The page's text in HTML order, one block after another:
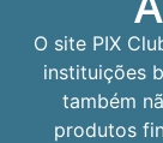
O site PIX
instituições
também
produtos